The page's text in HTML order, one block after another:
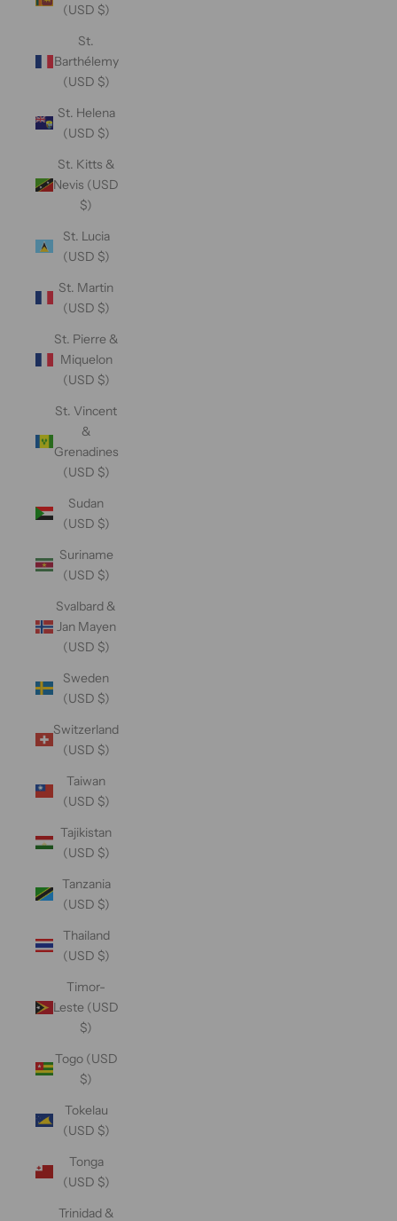
(USD $)
St.
Barthélemy
(USD $)
St. Helena
(USD $)
St. Kitts &
Nevis (USD
$)
St. Lucia
(USD $)
St. Martin
(USD $)
St. Pierre &
Miquelon
(USD $)
St. Vincent
&
Grenadines
(USD $)
Sudan
(USD $)
Suriname
(USD $)
Svalbard &
Jan Mayen
(USD $)
Sweden
(USD $)
Switzerland
(USD $)
Taiwan
(USD $)
Tajikistan
(USD $)
Tanzania
(USD $)
Thailand
(USD $)
Timor-
Leste (USD
$)
Togo (USD
$)
Tokelau
(USD $)
Tonga
(USD $)
Trinidad &